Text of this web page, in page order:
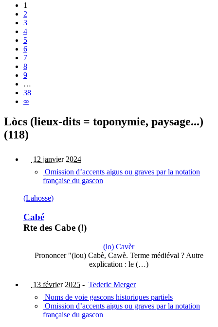
1
2
3
4
5
6
7
8
9
…
38
∞
Lòcs (lieux-dits = toponymie, paysage...)
(118)
12 janvier 2024
Omission d’accents aigus ou graves par la notation
française du gascon
(Lahosse)
Cabé
Rte des Cabe (!)
(lo) Cavèr
Prononcer "(lou) Cabè, Cawè. Terme médiéval ? Autre
explication : le (…)
13 février 2025 - Tederic Merger
Noms de voie gascons historiques partiels
Omission d’accents aigus ou graves par la notation
française du gascon